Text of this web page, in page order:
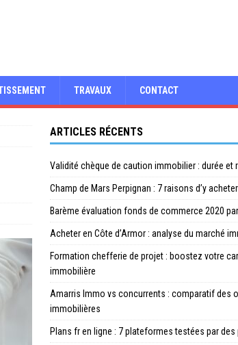
TRAVAUX CONTACT
ARTICLES RÉCENTS
Validité chèque de caution immobilier : durée et
Champ de Mars Perpignan : 7 raisons d’y
Barème évaluation fonds de commerce 2020
Acheter en Côte d’Armor : analyse du marché
Formation chefferie de projet : boostez votre
immobilière
Amarris Immo vs concurrents : comparatif des
immobilières
Plans fr en ligne : 7 plateformes testées par des